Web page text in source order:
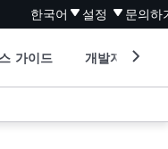
한국어 설정 문의하
가이드 개발자 도구